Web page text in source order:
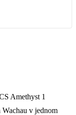
Amethyst 1
v jednom